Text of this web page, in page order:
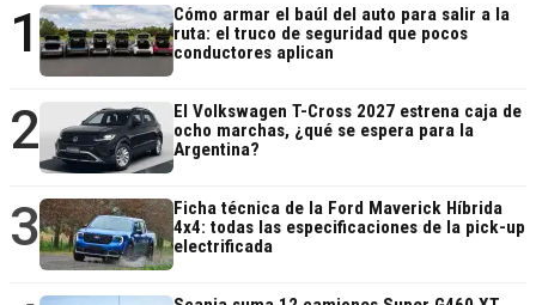
1
Cómo armar el baúl del auto para salir a la
ruta: el truco de seguridad que pocos
conductores aplican
2
El Volkswagen T-Cross 2027 estrena caja de
ocho marchas, ¿qué se espera para la
Argentina?
3
Ficha técnica de la Ford Maverick Híbrida
4x4: todas las especificaciones de la pick-up
electrificada